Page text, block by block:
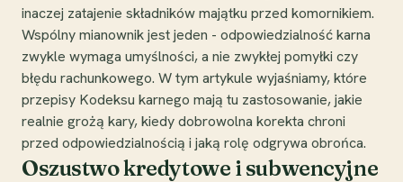
inaczej zatajenie składników majątku przed komornikiem.
Wspólny mianownik jest jeden - odpowiedzialność karna
zwykle wymaga umyślności, a nie zwykłej pomyłki czy
błędu rachunkowego. W tym artykule wyjaśniamy, które
przepisy Kodeksu karnego mają tu zastosowanie, jakie
realnie grożą kary, kiedy dobrowolna korekta chroni
przed odpowiedzialnością i jaką rolę odgrywa obrońca.
Oszustwo kredytowe i subwencyjne